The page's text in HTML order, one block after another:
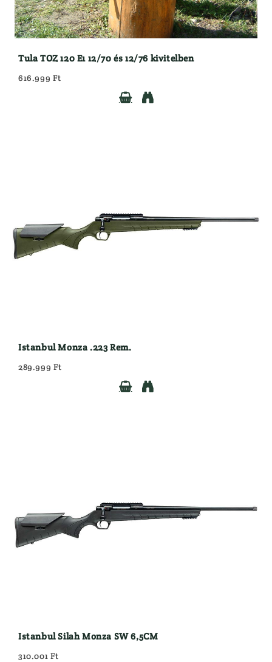
Tula TOZ 120 E1 12/70 és 12/76 kivitelben
616.999 Ft


Istanbul Monza .223 Rem.
289.999 Ft


Istanbul Silah Monza SW 6,5CM
310.001 Ft